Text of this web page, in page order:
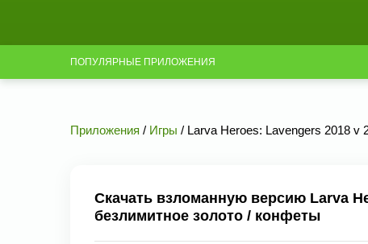
ПОПУЛЯРНЫЕ ПРИЛОЖЕНИЯ
Приложения / Игры / Larva Heroes: Lavengers 2018 v
Скачать взломанную версию Larva
безлимитное золото / конфеты